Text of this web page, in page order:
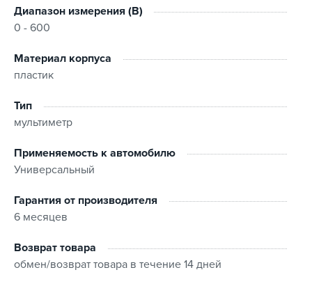
Диапазон измерения (В)
0 - 600
Материал корпуса
пластик
Тип
мультиметр
Применяемость к автомобилю
Универсальный
Гарантия от производителя
6 месяцев
Возврат товара
обмен/возврат товара в течение 14 дней